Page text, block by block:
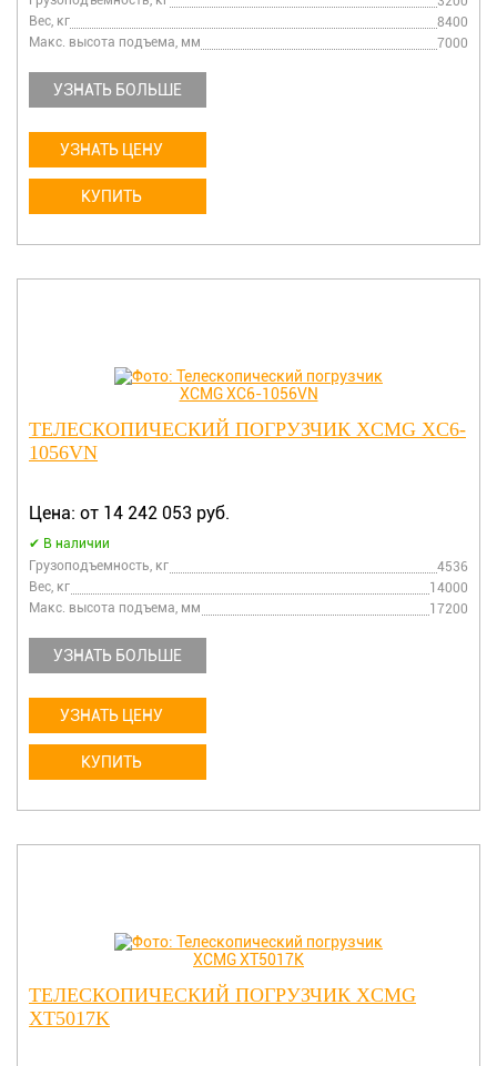
Вес, кг
8400
Макс. высота подъема, мм
7000
УЗНАТЬ БОЛЬШЕ
УЗНАТЬ ЦЕНУ
КУПИТЬ
ТЕЛЕСКОПИЧЕСКИЙ ПОГРУЗЧИК XCMG XC6-
1056VN
Цена: от 14 242 053 руб.
В наличии
Грузоподъемность, кг
4536
Вес, кг
14000
Макс. высота подъема, мм
17200
УЗНАТЬ БОЛЬШЕ
УЗНАТЬ ЦЕНУ
КУПИТЬ
ТЕЛЕСКОПИЧЕСКИЙ ПОГРУЗЧИК XCMG
XT5017K